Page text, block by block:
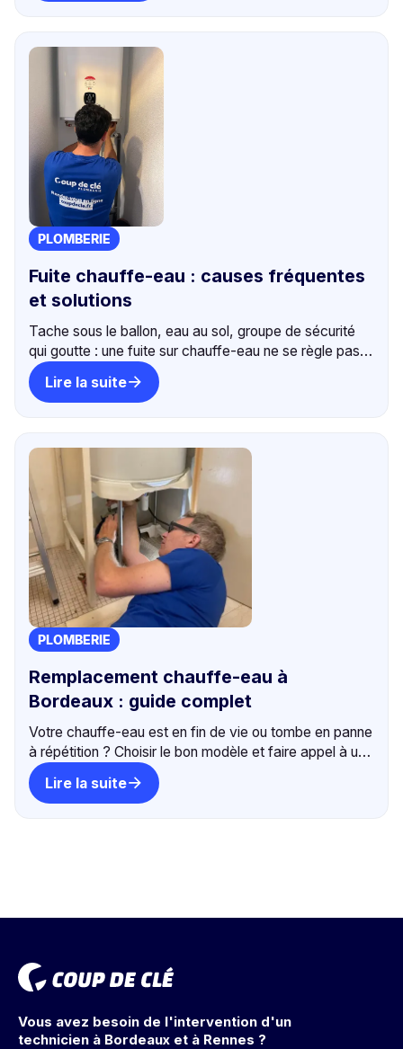
PLOMBERIE
Fuite chauffe-eau : causes fréquentes
et solutions
Tache sous le ballon, eau au sol, groupe de sécurité
qui goutte : une fuite sur chauffe-eau ne se règle pas
seule. Diagnostic et intervention rapide à Bordeaux.
Lire la suite
PLOMBERIE
Remplacement chauffe-eau à
Bordeaux : guide complet
Votre chauffe-eau est en fin de vie ou tombe en panne
à répétition ? Choisir le bon modèle et faire appel à un
professionnel change tout. Conseils et tarifs.
Lire la suite
Vous avez besoin de l'intervention d'un
technicien à Bordeaux et à Rennes ?